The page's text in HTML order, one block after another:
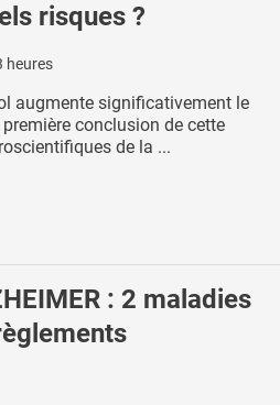
risques ?
heures
augmente significativement le
conclusion de cette
de la ...
: 2 maladies